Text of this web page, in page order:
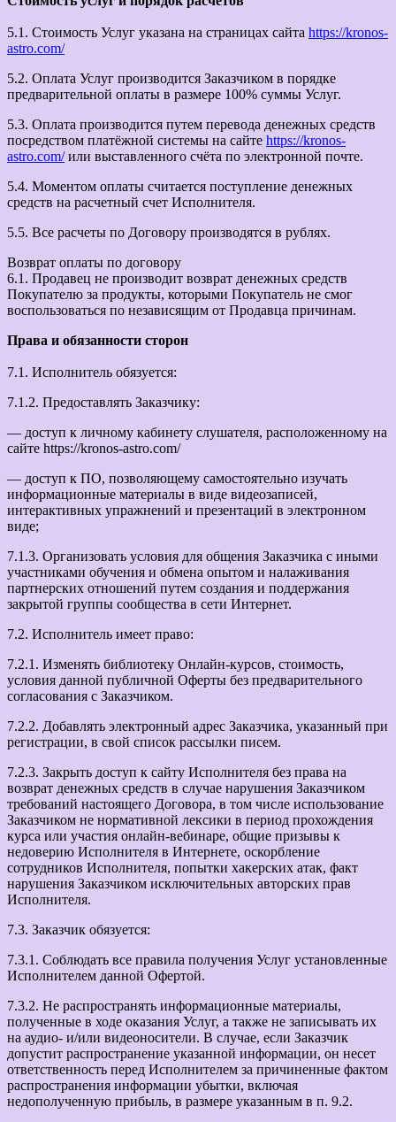
5.1. Стоимость Услуг указана на страницах сайта https://kronos-
astro.com/
5.2. Оплата Услуг производится Заказчиком в порядке
предварительной оплаты в размере 100% суммы Услуг.
5.3. Оплата производится путем перевода денежных средств
посредством платёжной системы на сайте https://kronos-
astro.com/или выставленного счёта по электронной почте.
5.4. Моментом оплаты считается поступление денежных
средств на расчетный счет Исполнителя.
5.5. Все расчеты по Договору производятся в рублях.
Возврат оплаты по договору
6.1. Продавец не производит возврат денежных средств
Покупателю за продукты, которыми Покупатель не смог
воспользоваться по независящим от Продавца причинам.
Права и обязанности сторон
7.1. Исполнитель обязуется:
7.1.2. Предоставлять Заказчику:
— доступ к личному кабинету слушателя, расположенному на
сайте https://kronos-astro.com/
— доступ к ПО, позволяющему самостоятельно изучать
информационные материалы в виде видеозаписей,
интерактивных упражнений и презентаций в электронном
виде;
7.1.3. Организовать условия для общения Заказчика с иными
участниками обучения и обмена опытом и налаживания
партнерских отношений путем создания и поддержания
закрытой группы сообщества в сети Интернет.
7.2. Исполнитель имеет право:
7.2.1. Изменять библиотеку Онлайн-курсов, стоимость,
условия данной публичной Оферты без предварительного
согласования с Заказчиком.
7.2.2. Добавлять электронный адрес Заказчика, указанный при
регистрации, в свой список рассылки писем.
7.2.3. Закрыть доступ к сайту Исполнителя без права на
возврат денежных средств в случае нарушения Заказчиком
требований настоящего Договора, в том числе использование
Заказчиком не нормативной лексики в период прохождения
курса или участия онлайн-вебинаре, общие призывы к
недоверию Исполнителя в Интернете, оскорбление
сотрудников Исполнителя, попытки хакерских атак, факт
нарушения Заказчиком исключительных авторских прав
Исполнителя.
7.3. Заказчик обязуется:
7.3.1. Соблюдать все правила получения Услуг установленные
Исполнителем данной Офертой.
7.3.2. Не распространять информационные материалы,
полученные в ходе оказания Услуг, а также не записывать их
на аудио- и/или видеоносители. В случае, если Заказчик
допустит распространение указанной информации, он несет
ответственность перед Исполнителем за причиненные фактом
распространения информации убытки, включая
недополученную прибыль, в размере указанным в п. 9.2.